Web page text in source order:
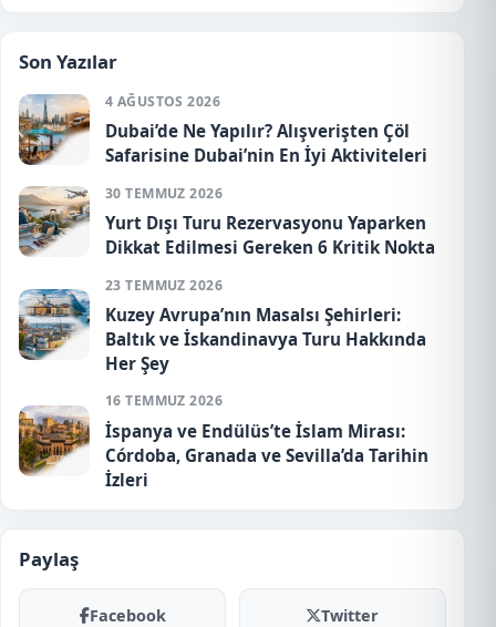
Son Yazılar
4 AĞUSTOS 2026
Dubai’de Ne Yapılır? Alışverişten Çöl
Safarisine Dubai’nin En İyi Aktiviteleri
30 TEMMUZ 2026
Yurt Dışı Turu Rezervasyonu Yaparken
Dikkat Edilmesi Gereken 6 Kritik Nokta
23 TEMMUZ 2026
Kuzey Avrupa’nın Masalsı Şehirleri:
Baltık ve İskandinavya Turu Hakkında
Her Şey
16 TEMMUZ 2026
İspanya ve Endülüs’te İslam Mirası:
Córdoba, Granada ve Sevilla’da Tarihin
İzleri
Paylaş
Facebook Twitter